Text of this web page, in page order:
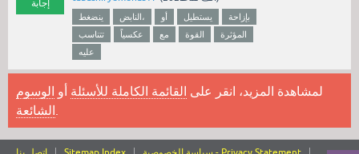
إجابة
ينضغط النابض، أو يستطيل
بإزاحة
تتناسب
عكسياً مع القوة
المؤثرة
عليه
لمشاهدة المزيد، انقر على القائمة الكاملة للأسئلة أو الوسوم
الشائعة